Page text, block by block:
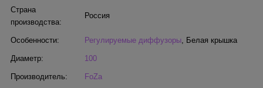
Страна
производства:
Россия
Особенности: Регулируемые диффузоры, Белая крышка
Диаметр: 100
Производитель: FoZa